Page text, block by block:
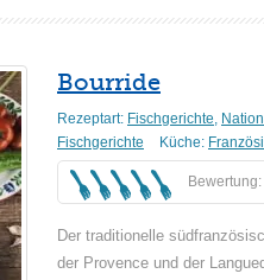
Bourride
Rezeptart: Fischgerichte,
Fischgerichte
Küche:
Bewertung:
Der traditionelle
der Provence und der